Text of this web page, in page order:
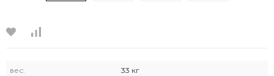
вес: 33 кг